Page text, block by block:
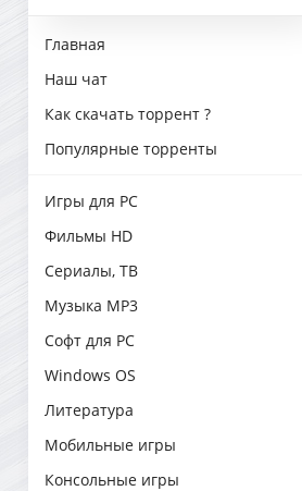
Главная
Наш чат
Как скачать торрент ?
Популярные торренты
Игры для PC
Фильмы HD
Сериалы, ТВ
Музыка MP3
Софт для PC
Windows OS
Литература
Мобильные игры
Консольные игры